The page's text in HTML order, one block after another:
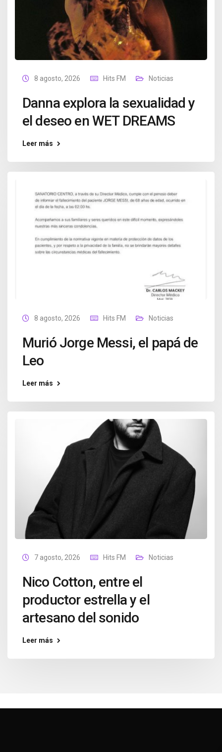
8 agosto, 2026 Hits FM Noticias
Danna explora la sexualidad y
el deseo en WET DREAMS
Leer más
8 agosto, 2026 Hits FM Noticias
Murió Jorge Messi, el papá de
Leo
Leer más
7 agosto, 2026 Hits FM Noticias
Nico Cotton, entre el
productor estrella y el
artesano del sonido
Leer más